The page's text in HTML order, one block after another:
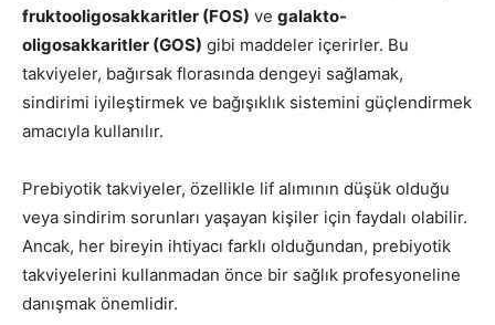
fruktooligosakkaritler (FOS) ve galakto-
oligosakkaritler (GOS) gibi maddeler içerirler. Bu
takviyeler, bağırsak florasında dengeyi sağlamak,
sindirimi iyileştirmek ve bağışıklık sistemini güçlendirmek
amacıyla kullanılır.
Prebiyotik takviyeler, özellikle lif alımının düşük olduğu
veya sindirim sorunları yaşayan kişiler için faydalı olabilir.
Ancak, her bireyin ihtiyacı farklı olduğundan, prebiyotik
takviyelerini kullanmadan önce bir sağlık profesyoneline
danışmak önemlidir.